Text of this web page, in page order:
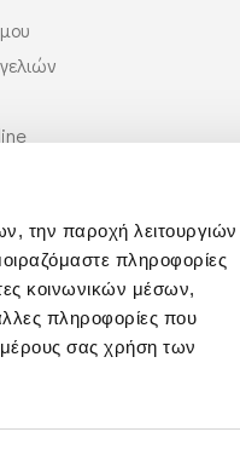
την παροχή λειτουργιών
πληροφορίες
κοινωνικών μέσων,
πληροφορίες που
μέρους σας χρήση των
Δώρο